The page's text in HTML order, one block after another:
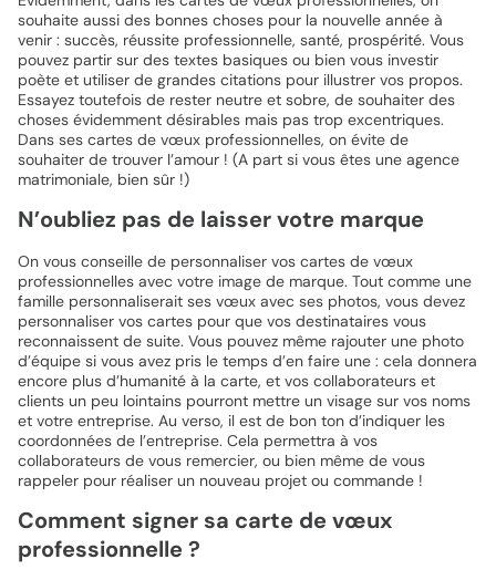
souhaite aussi des bonnes choses pour la nouvelle année à
venir : succès, réussite professionnelle, santé, prospérité. Vous
pouvez partir sur des textes basiques ou bien vous investir
poète et utiliser de grandes citations pour illustrer vos propos.
Essayez toutefois de rester neutre et sobre, de souhaiter des
choses évidemment désirables mais pas trop excentriques.
Dans ses cartes de vœux professionnelles, on évite de
souhaiter de trouver l’amour ! (A part si vous êtes une agence
matrimoniale, bien sûr !)
N’oubliez pas de laisser votre marque
On vous conseille de personnaliser vos cartes de vœux
professionnelles avec votre image de marque. Tout comme une
famille personnaliserait ses vœux avec ses photos, vous devez
personnaliser vos cartes pour que vos destinataires vous
reconnaissent de suite. Vous pouvez même rajouter une photo
d’équipe si vous avez pris le temps d’en faire une : cela donnera
encore plus d’humanité à la carte, et vos collaborateurs et
clients un peu lointains pourront mettre un visage sur vos noms
et votre entreprise. Au verso, il est de bon ton d’indiquer les
coordonnées de l’entreprise. Cela permettra à vos
collaborateurs de vous remercier, ou bien même de vous
rappeler pour réaliser un nouveau projet ou commande !
Comment signer sa carte de vœux
professionnelle ?